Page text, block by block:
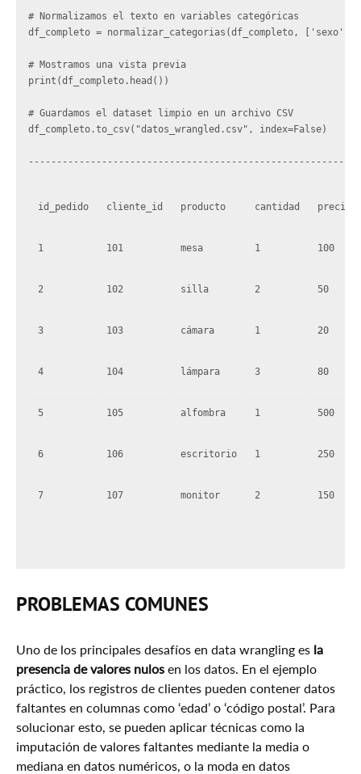
# Normalizamos el texto en variables categóricas
df_completo = normalizar_categorias(df_completo, ['sexo',
# Mostramos una vista previa
print(df_completo.head())
# Guardamos el dataset limpio en un archivo CSV
df_completo.to_csv("datos_wrangled.csv", index=False)
id_pedido cliente_id producto cantidad precio
1 101 mesa 1 100
2 102 silla 2 50
3 103 cámara 1 20
4 104 lámpara 3 80
5 105 alfombra 1 500
6 106 escritorio 1 250
7 107 monitor 2 150
PROBLEMAS COMUNES
Uno de los principales desafíos en data wrangling es la
presencia de valores nulos en los datos. En el ejemplo
práctico, los registros de clientes pueden contener datos
faltantes en columnas como ‘edad’ o ‘código postal’. Para
solucionar esto, se pueden aplicar técnicas como la
imputación de valores faltantes mediante la media o
mediana en datos numéricos, o la moda en datos